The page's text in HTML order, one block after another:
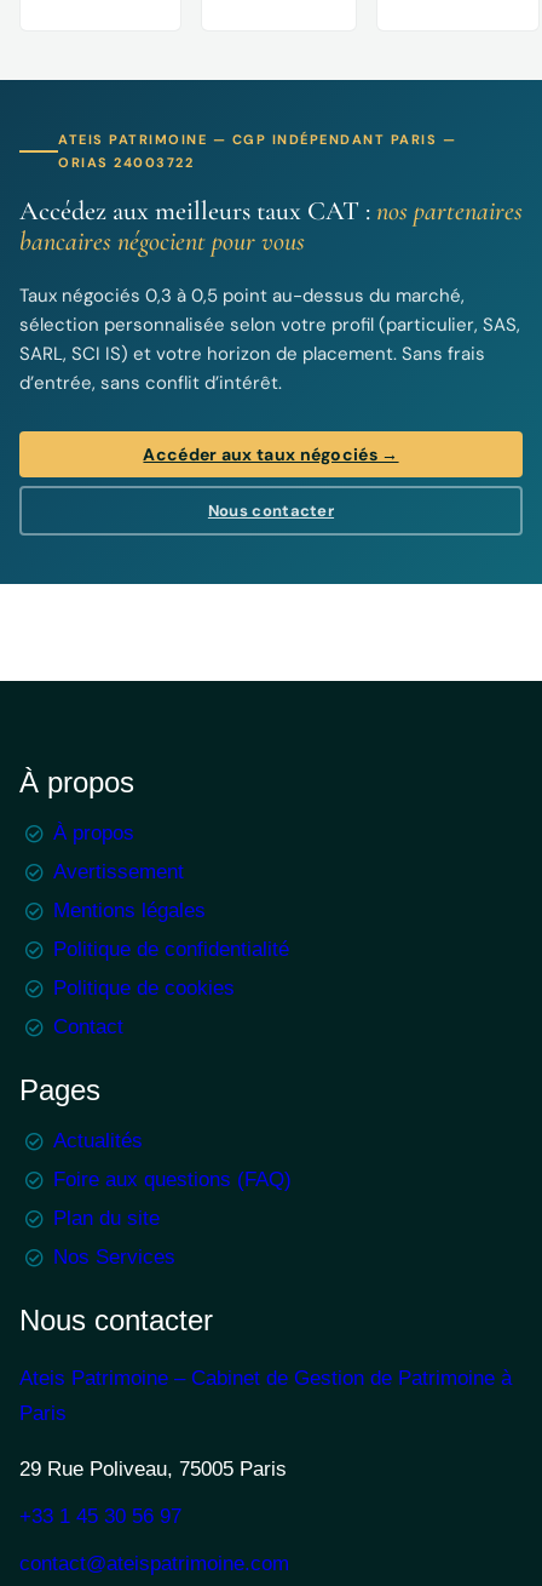
ATEIS PATRIMOINE — CGP INDÉPENDANT PARIS —
ORIAS 24003722
Accédez aux meilleurs taux CAT :nos partenaires
bancaires négocient pour vous
Taux négociés 0,3 à 0,5 point au-dessus du marché,
sélection personnalisée selon votre profil (particulier, SAS,
SARL, SCI IS) et votre horizon de placement. Sans frais
d’entrée, sans conflit d’intérêt.
Accéder aux taux négociés →
Nous contacter
À propos
À propos
Avertissement
Mentions légales
Politique de confidentialité
Politique de cookies
Contact
Pages
Actualités
Foire aux questions (FAQ)
Plan du site
Nos Services
Nous contacter
Ateis Patrimoine – Cabinet de Gestion de Patrimoine à
Paris
29 Rue Poliveau, 75005 Paris
+33 1 45 30 56 97
contact@ateispatrimoine.com